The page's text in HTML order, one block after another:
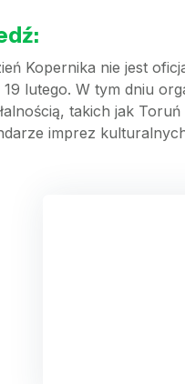
Kopernika nie jest
lutego. W tym dniu
takich jak
imprez